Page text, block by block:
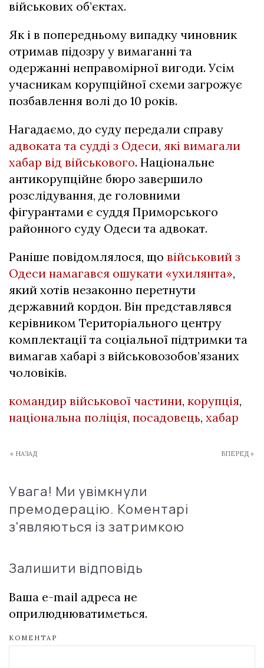
військових об’єктах.
Як і в попередньому випадку чиновник
отримав підозру у вимаганні та
одержанні неправомірної вигоди. Усім
учасникам корупційної схеми загрожує
позбавлення волі до 10 років.
Нагадаємо, до суду передали справу
адвоката та судді з Одеси, які вимагали
хабар від військового. Національне
антикорупційне бюро завершило
розслідування, де головними
фігурантами є суддя Приморського
районного суду Одеси та адвокат.
Раніше повідомлялося, що військовий з
Одеси намагався ошукати «ухилянта»,
який хотів незаконно перетнути
державний кордон. Він представлявся
керівником Територіального центру
комплектації та соціальної підтримки та
вимагав хабарі з військовозобов’язаних
чоловіків.
командир військової частини, корупція,
національна поліція, посадовець, хабар
« НАЗАД ВПЕРЕД »
Увага! Ми увімкнули
премодерацію. Коментарі
з'являються із затримкою
Залишити відповідь
Ваша e-mail адреса не
оприлюднюватиметься.
КОМЕНТАР